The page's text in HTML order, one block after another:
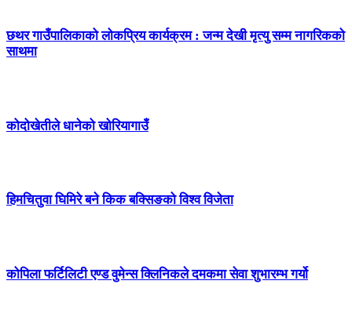
छथर गाउँपालिकाको लोकप्रिय कार्यक्रम : जन्म देखी मृत्यु सम्म नागरिकको
साथमा
कोदोखेतीले धानेको खोरियागाउँ
हिमचितुवा घिमिरे बने किक बक्सिङको विश्व विजेता
कोपिला फर्टिलिटी एण्ड वुमेन्स क्लिनिकले दमकमा सेवा शुभारम्भ गर्यो